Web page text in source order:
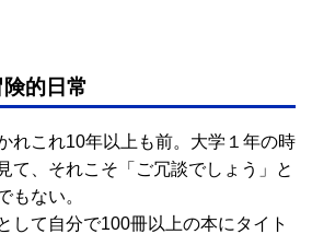
的日常
れこれ10年以上も前。大学１年の時
て、それこそ「ご冗談でしょう」と
もない。
して自分で100冊以上の本にタイト